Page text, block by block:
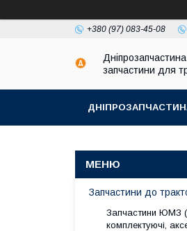
+380 (97) 083-45-08
запчастини для
Запчастини до
Запчастини ЮМЗ
комплектуючі,